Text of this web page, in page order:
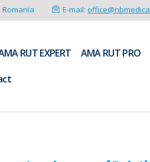
Romania E-mail:
RUT EXPERT AMA RUT PRO